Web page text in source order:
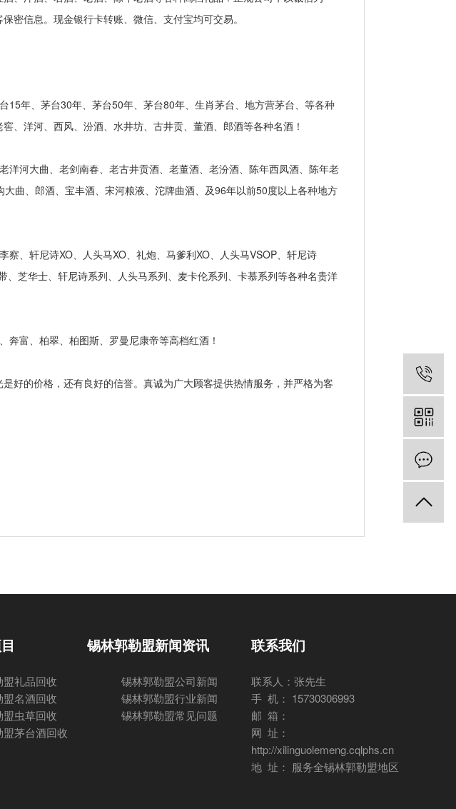
密信息。现金银行卡转账、微信、支付宝均可交易。
年、茅台30年、茅台50年、茅台80年、生肖茅台、地方营茅台、等各种
、洋河、西风、汾酒、水井坊、古井贡、董酒、郎酒等各种名酒！
河大曲、老剑南春、老古井贡酒、老董酒、老汾酒、陈年西凤酒、陈年老
曲、郎酒、宝丰酒、宋河粮液、沱牌曲酒、及96年以前50度以上各种地方
、轩尼诗XO、人头马XO、礼炮、马爹利XO、人头马VSOP、轩尼诗
、芝华士、轩尼诗系列、人头马系列、麦卡伦系列、卡慕系列等各种名贵洋
富、柏翠、柏图斯、罗曼尼康帝等高档红酒！
的价格，还有良好的信誉。真诚为广大顾客提供热情服务，并严格为客
礼品回收
名酒回收
虫草回收
茅台酒回收
锡林郭勒盟新闻资讯
锡林郭勒盟公司新闻
锡林郭勒盟行业新闻
锡林郭勒盟常见问题
联系我们
联系人：张先生
手 机： 15730306993
邮 箱：
网 址：
http://xilinguolemeng.cqlphs.cn
地 址： 服务全锡林郭勒盟地区